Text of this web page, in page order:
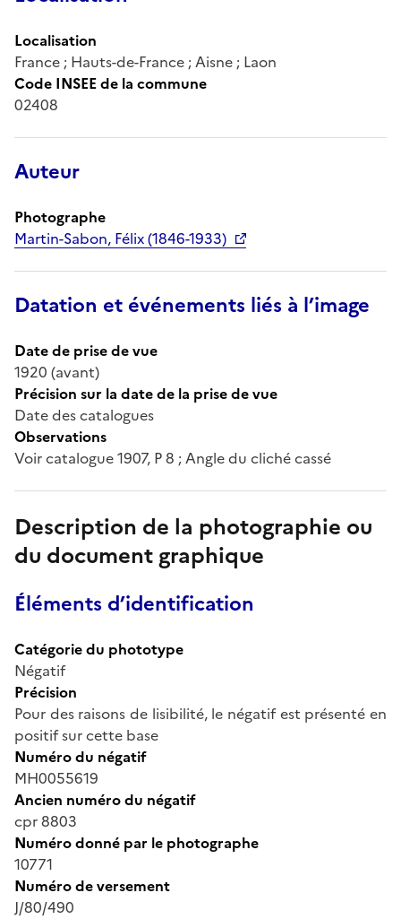
Localisation
France ; Hauts-de-France ; Aisne ; Laon
Code INSEE de la commune
02408
Auteur
Photographe
Martin-Sabon, Félix (1846-1933)
Datation et événements liés à l’image
Date de prise de vue
1920 (avant)
Précision sur la date de la prise de vue
Date des catalogues
Observations
Voir catalogue 1907, P 8 ; Angle du cliché cassé
Description de la photographie ou
du document graphique
Éléments d’identification
Catégorie du phototype
Négatif
Précision
Pour des raisons de lisibilité, le négatif est présenté en
positif sur cette base
Numéro du négatif
MH0055619
Ancien numéro du négatif
cpr 8803
Numéro donné par le photographe
10771
Numéro de versement
J/80/490